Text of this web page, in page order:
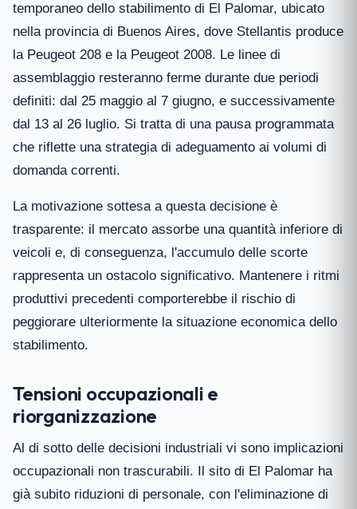
temporaneo dello stabilimento di El Palomar, ubicato
nella provincia di Buenos Aires, dove Stellantis produce
la Peugeot 208 e la Peugeot 2008. Le linee di
assemblaggio resteranno ferme durante due periodi
definiti: dal 25 maggio al 7 giugno, e successivamente
dal 13 al 26 luglio. Si tratta di una pausa programmata
che riflette una strategia di adeguamento ai volumi di
domanda correnti.
La motivazione sottesa a questa decisione è
trasparente: il mercato assorbe una quantità inferiore di
veicoli e, di conseguenza, l'accumulo delle scorte
rappresenta un ostacolo significativo. Mantenere i ritmi
produttivi precedenti comporterebbe il rischio di
peggiorare ulteriormente la situazione economica dello
stabilimento.
Tensioni occupazionali e
riorganizzazione
Al di sotto delle decisioni industriali vi sono implicazioni
occupazionali non trascurabili. Il sito di El Palomar ha
già subito riduzioni di personale, con l'eliminazione di